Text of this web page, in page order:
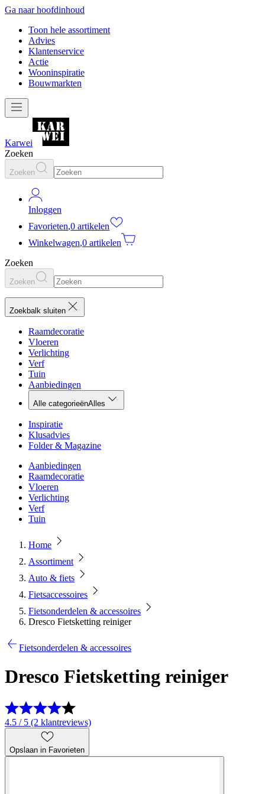
Ga naar hoofdinhoud
Toon hele assortiment
Advies
Klantenservice
Actie
Wooninspiratie
Bouwmarkten
Karwei
Zoeken
Zoeken
Inloggen
Favorieten,0 artikelen
Winkelwagen,0 artikelen
Zoeken
Zoeken
Zoekbalk sluiten
Raamdecoratie
Vloeren
Verlichting
Verf
Tuin
Aanbiedingen
Alle categorieënAlles
Inspiratie
Klusadvies
Folder & Magazine
Aanbiedingen
Raamdecoratie
Vloeren
Verlichting
Verf
Tuin
Home
Assortiment
Auto & fiets
Fietsaccessoires
Fietsonderdelen & accessoires
Dresco Fietsketting reiniger
Fietsonderdelen & accessoires
Dresco Fietsketting reiniger
4.5 / 5 (2 klantreviews)
Opslaan in Favorieten